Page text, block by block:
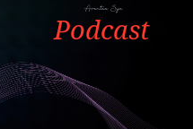
Podcast